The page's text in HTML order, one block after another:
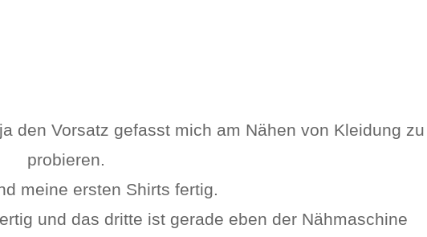
den Vorsatz gefasst mich am Nähen von Kleidung zu
probieren.
meine ersten Shirts fertig.
und das dritte ist gerade eben der Nähmaschine